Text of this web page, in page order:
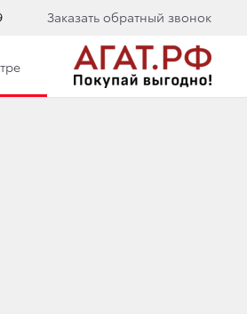
Заказать обратный звонок
HR